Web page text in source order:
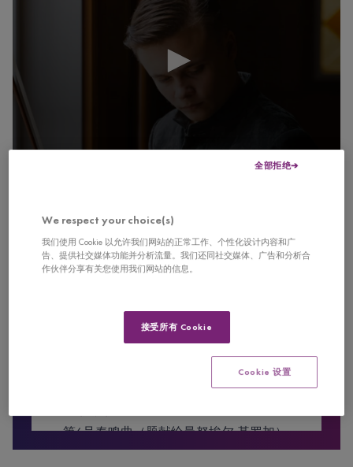
丹尼尔·布拉耶夫 第一轮第一场
第6号奏鸣曲（题献给曼努埃尔·基罗加）
We respect your choice(s)
我们使用 Cookie 以允许我们网站的正常工作、个性化设计内容和广
告、提供社交媒体功能并分析流量。我们还同社交媒体、广告和分析合
作伙伴分享有关您使用我们网站的信息。
全部拒绝
接受所有 Cookie
Cookie 设置